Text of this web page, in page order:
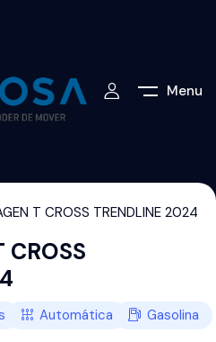
Menu
T CROSS TRENDLINE 2024
CROSS
Automática Gasolina